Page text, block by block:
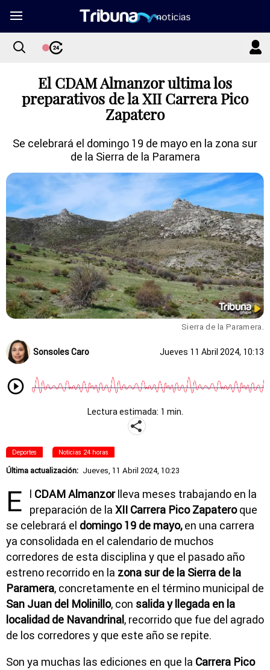
El CDAM Almanzor ultima los
preparativos de la XII Carrera Pico
Zapatero
Se celebrará el domingo 19 de mayo en la zona sur
de la Sierra de la Paramera
Sierra de la Paramera.
Sonsoles Caro Jueves 11 Abril 2024, 10:13
Lectura estimada: 1 min.
Deportes Noticias 24 horas
Última actualización: Jueves, 11 Abril 2024, 10:23
E l CDAM Almanzorlleva meses trabajando en la
preparación de la XII Carrera Pico Zapateroque
se celebrará el domingo 19 de mayo,en una carrera
ya consolidada en el calendario de muchos
corredores de esta disciplina y que el pasado año
estreno recorrido en la zona sur de la Sierra de la
Paramera, concretamente en el término municipal de
San Juan del Molinillo, con salida y llegada en la
localidad de Navandrinal, recorrido que fue del agrado
de los corredores y que este año se repite.
Son ya muchas las ediciones en que la Carrera Pico